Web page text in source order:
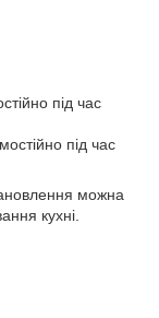
під час
під час
можна
кухні.